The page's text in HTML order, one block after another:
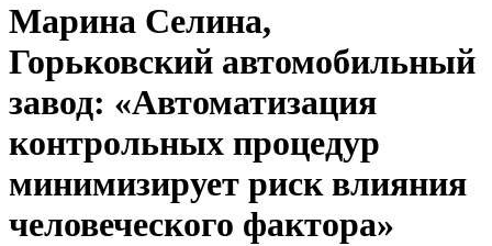
Марина Селина,
Горьковский автомобильный
завод: «Автоматизация
контрольных процедур
минимизирует риск влияния
человеческого фактора»